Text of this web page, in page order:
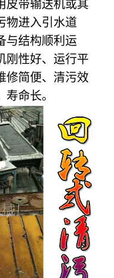
皮带输送机或其
物进入引水道
与结构顺利运
刚性好、运行平
修简便、清污效
命长。